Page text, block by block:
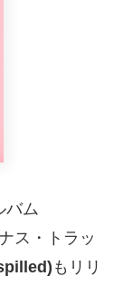
バム
ス・トラッ
もリリ